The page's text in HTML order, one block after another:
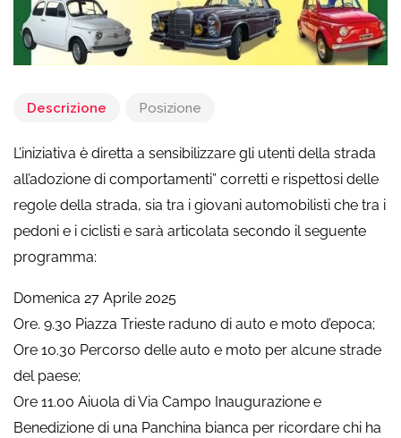
Descrizione Posizione
L’iniziativa è diretta a sensibilizzare gli utenti della strada
all’adozione di comportamenti” corretti e rispettosi delle
regole della strada, sia tra i giovani automobilisti che tra i
pedoni e i ciclisti e sarà articolata secondo il seguente
programma:
Domenica 27 Aprile 2025
Ore. 9.30 Piazza Trieste raduno di auto e moto d’epoca;
Ore 10.30 Percorso delle auto e moto per alcune strade
del paese;
Ore 11.00 Aiuola di Via Campo Inaugurazione e
Benedizione di una Panchina bianca per ricordare chi ha